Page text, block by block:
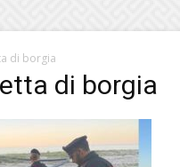
di borgia
di borgia